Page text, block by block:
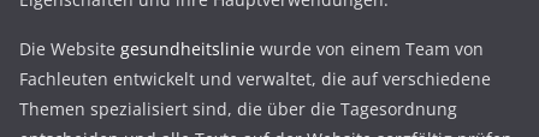
Die Website gesundheitslinie wurde von einem Team von
Fachleuten entwickelt und verwaltet, die auf verschiedene
Themen spezialisiert sind, die über die Tagesordnung